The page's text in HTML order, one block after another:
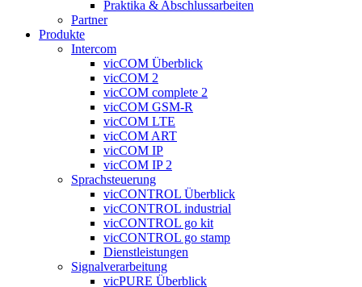
Praktika & Abschlussarbeiten
Partner
Produkte
Intercom
vicCOM Überblick
vicCOM 2
vicCOM complete 2
vicCOM GSM-R
vicCOM LTE
vicCOM ART
vicCOM IP
vicCOM IP 2
Sprachsteuerung
vicCONTROL Überblick
vicCONTROL industrial
vicCONTROL go kit
vicCONTROL go stamp
Dienstleistungen
Signalverarbeitung
vicPURE Überblick